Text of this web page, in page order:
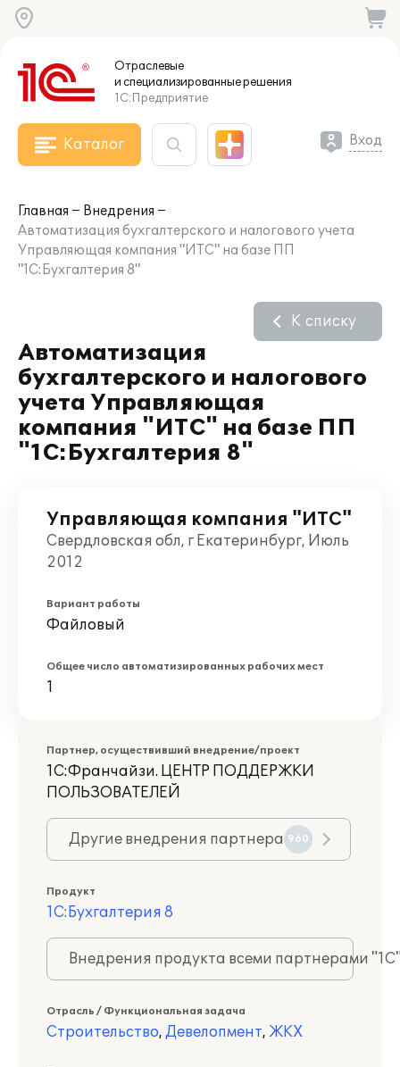
Отраслевые
и специализированныерешения
1С:Предприятие
Каталог Вход
Главная
Внедрения
Автоматизация бухгалтерского и налогового учета
Управляющая компания "ИТС" на базе ПП
"1С:Бухгалтерия 8"
Автоматизация
бухгалтерского и налогового
учета Управляющая
компания "ИТС" на базе ПП
"1С:Бухгалтерия 8"
К списку
Управляющая компания "ИТС"
Свердловская обл, г Екатеринбург, Июль
2012
Вариант работы
Файловый
Общее число автоматизированных рабочих мест
1
Партнер, осуществивший внедрение/проект
1С:Франчайзи. ЦЕНТР ПОДДЕРЖКИ
ПОЛЬЗОВАТЕЛЕЙ
Другие внедрения партнера 960
Продукт
1С:Бухгалтерия 8
Внедрения продукта всеми партнерами
Отрасль / Функциональная задача
Строительство, Девелопмент, ЖКХ